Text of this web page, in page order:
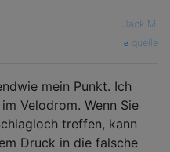
Jack M.
quelle
mein Punkt. Ich
Velodrom. Wenn Sie
treffen, kann
Druck in die falsche